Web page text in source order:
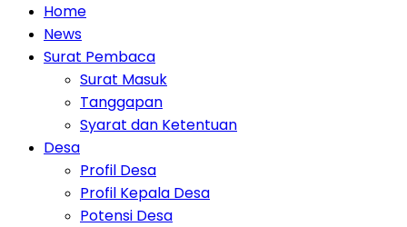
Home
News
Surat Pembaca
Surat Masuk
Tanggapan
Syarat dan Ketentuan
Desa
Profil Desa
Profil Kepala Desa
Potensi Desa